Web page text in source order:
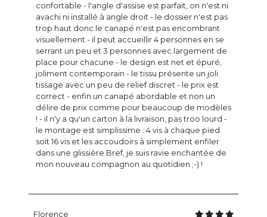
confortable - l'angle d'assise est parfait, on n'est ni
avachi ni installé à angle droit - le dossier n'est pas
trop haut donc le canapé n'est pas encombrant
visuellement - il peut accueillir 4 personnes en se
serrant un peu et 3 personnes avec largement de
place pour chacune - le design est net et épuré,
joliment contemporain - le tissu présente un joli
tissage avec un peu de relief discret - le prix est
correct - enfin un canapé abordable et non un
délire de prix comme pour beaucoup de modèles
! - il n'y a qu'un carton à la livraison, pas troo lourd -
le montage est simplissime : 4 vis à chaque pied
soit 16 vis et les accoudoirs à simplement enfiler
dans une glissière Bref, je suis ravie enchantée de
mon nouveau compagnon au quotidien ;-) !
Florence